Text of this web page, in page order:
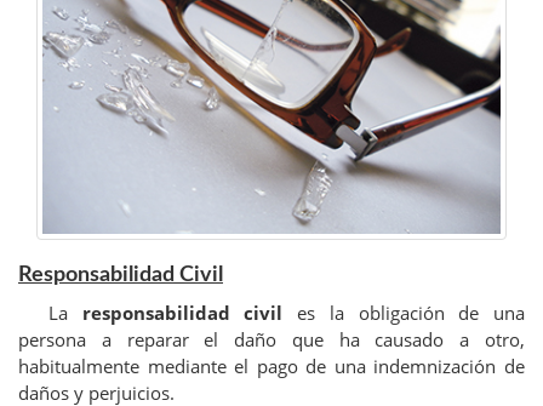
Responsabilidad Civil
La responsabilidad civil es la obligación de una
persona a reparar el daño que ha causado a otro,
habitualmente mediante el pago de una indemnización de
daños y perjuicios.